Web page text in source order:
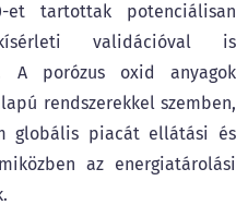
et tartottak potenciálisan
validációval is
A porózus oxid anyagok
rendszerekkel szemben,
globális piacát ellátási és
az energiatárolási